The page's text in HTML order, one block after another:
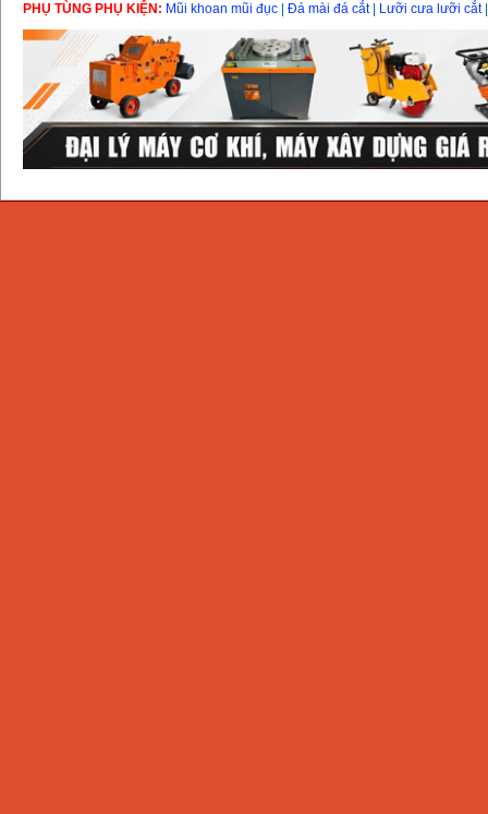
PHỤ TÙNG PHỤ KIỆN: Mũi khoan mũi đục Đá mài đá cắt| Lưỡi cưa lưỡi cắt